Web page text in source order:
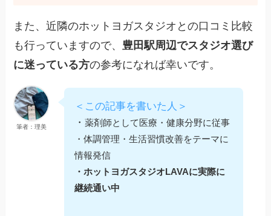
また、近隣のホットヨガスタジオとの口コミ比較
も行っていますので、豊田駅周辺でスタジオ選び
に迷っている方の参考になれば幸いです。
筆者：理美
＜この記事を書いた人＞
・薬剤師として医療・健康分野に従事
・体調管理・生活習慣改善をテーマに
情報発信
・ホットヨガスタジオLAVAに実際に
継続通い中